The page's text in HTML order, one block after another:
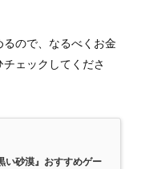
るので、なるべくお金
ェックしてくださ
い砂漠』おすすめゲー